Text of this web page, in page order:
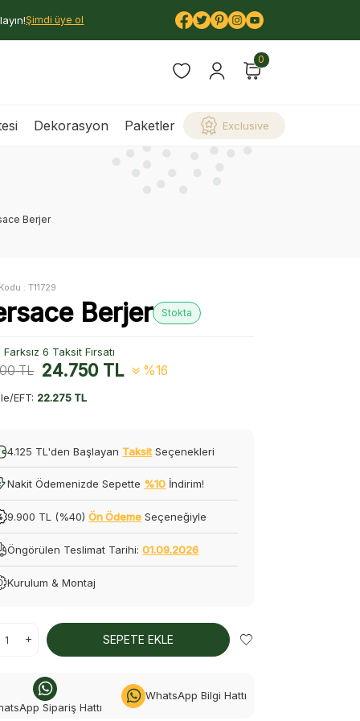
Şimdi üye ol
0
Dekorasyon Paketler Exclusive
Berjer
:T11729
Berjer Stokta
6 Taksit Fırsatı
TL 24.750TL %16
EFT: 22.275 TL
4.125 TL'den Başlayan Taksit Seçenekleri
Nakit Ödemenizde Sepette %10 İndirim!
9.900 TL (%40)Ön Ödeme Seçeneğiyle
Öngörülen Teslimat Tarihi:01.09.2026
Kurulum & Montaj
SEPETE EKLE
Sipariş Hattı
WhatsApp Bilgi Hattı